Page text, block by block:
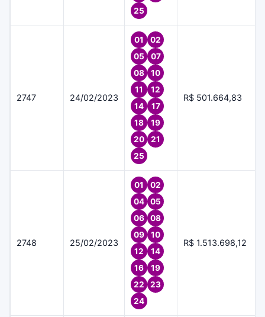
25
2747 24/02/2023
01
02
05
07
08
10
11
12
14
17
18
19
20
21
25
R$ 501.664,83
2748 25/02/2023
01
02
04
05
06
08
09
10
12
14
16
19
22
23
24
R$ 1.513.698,12